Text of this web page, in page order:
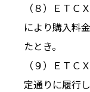
（８）ＥＴＣ
により購入料
たとき。
（９）ＥＴＣ
定通りに履行